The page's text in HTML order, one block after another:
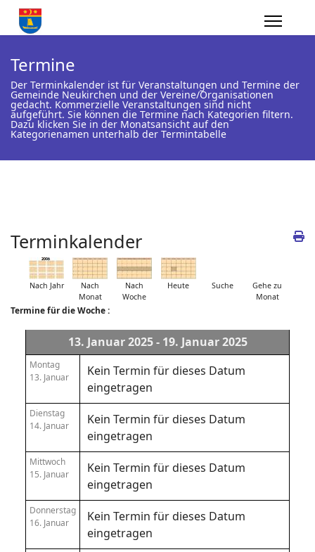
Termine
Der Terminkalender ist für Veranstaltungen und Termine der
Gemeinde Neukirchen und der Vereine/Organisationen
gedacht. Kommerzielle Veranstaltungen sind nicht
aufgeführt. Sie können die Termine nach Kategorien filtern.
Dazu klicken Sie in der Monatsansicht auf den
Kategorienamen unterhalb der Termintabelle
Terminkalender
Nach Jahr
Nach
Monat
Nach
Woche
Heute Suche
Gehe zu
Monat
Termine für die Woche :
13. Januar 2025 - 19. Januar 2025
Montag
13. Januar
Kein Termin für dieses Datum
eingetragen
Dienstag
14. Januar
Kein Termin für dieses Datum
eingetragen
Mittwoch
15. Januar
Kein Termin für dieses Datum
eingetragen
Donnerstag
16. Januar
Kein Termin für dieses Datum
eingetragen